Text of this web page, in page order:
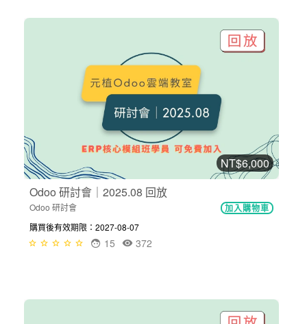
NT$6,000
Odoo 研討會｜2025.08 回放
Odoo 研討會 加入購物車
購買後有效期限：2027-08-07
372
15